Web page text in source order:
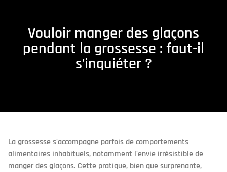
Vouloir manger des glaçons
pendant la grossesse : faut-il
s’inquiéter ?
La grossesse s'accompagne parfois de comportements
alimentaires inhabituels, notamment l'envie irrésistible de
manger des glaçons. Cette pratique, bien que surprenante,